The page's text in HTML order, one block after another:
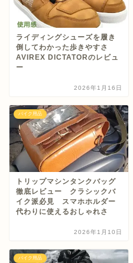
ライディングシューズを履き
倒してわかった歩きやすさ
AVIREX DICTATORのレビュ
ー
2026年1月16日
バイク用品
トリップマシンタンクバッグ
徹底レビュー クラシックバ
イク派必見 スマホホルダー
代わりに使えるおしゃれさ
2026年1月10日
バイク用品